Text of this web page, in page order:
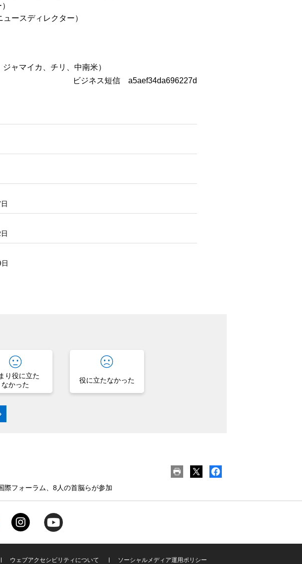
ースディレクター）
ャマイカ、チリ、中南米）
ビジネス短信 a5aef34da696227d
り役に立た
なかった
役に立たなかった
際フォーラム、8人の首脳らが参加
ウェブアクセシビリティについて ソーシャルメディア運用ポリシー